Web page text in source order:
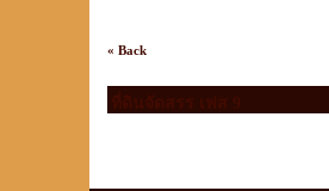
« Back